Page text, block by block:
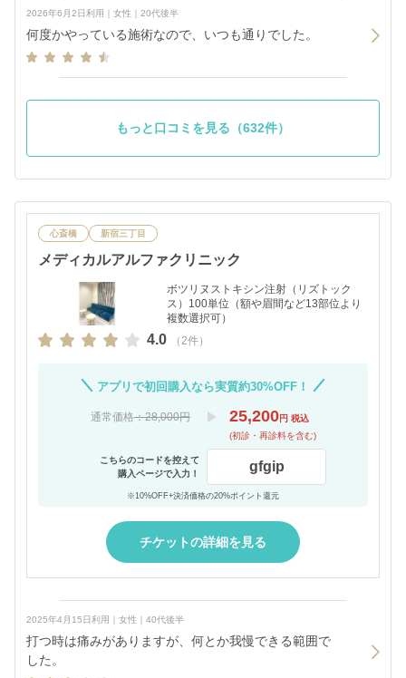
2026年6月2日利用｜女性｜20代後半
何度かやっている施術なので、いつも通りでした。
もっと口コミを見る（632件）
心斎橋 新宿三丁目
メディカルアルファクリニック
ボツリヌストキシン注射（リズトック
ス）100単位（額や眉間など13部位より
複数選択可）
4.0 （2件）
アプリで初回購入なら実質約30%OFF！
通常価格：28,000円 25,200円 税込
(初診・再診料を含む)
こちらのコードを控えて
購入ページで入力！
gfgip
※10%OFF+決済価格の20%ポイント還元
チケットの詳細を見る
2025年4月15日利用｜女性｜40代後半
打つ時は痛みがありますが、何とか我慢できる範囲で
した。